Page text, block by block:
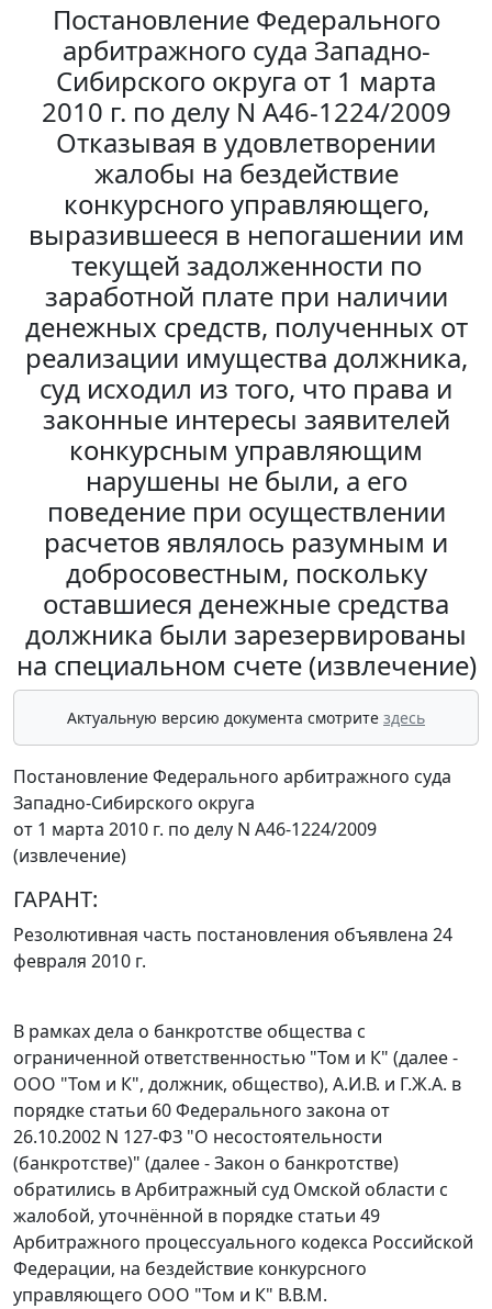
Постановление Федерального
арбитражного суда Западно-
Сибирского округа от 1 марта
2010 г. по делу N А46-1224/2009
Отказывая в удовлетворении
жалобы на бездействие
конкурсного управляющего,
выразившееся в непогашении им
текущей задолженности по
заработной плате при наличии
денежных средств, полученных от
реализации имущества должника,
суд исходил из того, что права и
законные интересы заявителей
конкурсным управляющим
нарушены не были, а его
поведение при осуществлении
расчетов являлось разумным и
добросовестным, поскольку
оставшиеся денежные средства
должника были зарезервированы
на специальном счете (извлечение)
Актуальную версию документа смотрите здесь
Постановление Федерального арбитражного суда
Западно-Сибирского округа
от 1 марта 2010 г. по делу N А46-1224/2009
(извлечение)
ГАРАНТ:
Резолютивная часть постановления объявлена 24
февраля 2010 г.
В рамках дела о банкротстве общества с
ограниченной ответственностью "Том и К" (далее -
ООО "Том и К", должник, общество), А.И.В. и Г.Ж.А. в
порядке статьи 60Федерального закона от
26.10.2002 N 127-ФЗ "О несостоятельности
(банкротстве)" (далее - Закон о банкротстве)
обратились в Арбитражный суд Омской области с
жалобой, уточнённой в порядке статьи 49
Арбитражного процессуального кодекса Российской
Федерации, на бездействие конкурсного
управляющего ООО "Том и К" В.В.М.